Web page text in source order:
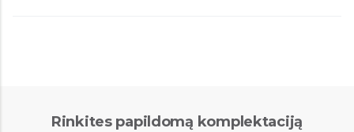
Rinkites papildomą komplektaciją